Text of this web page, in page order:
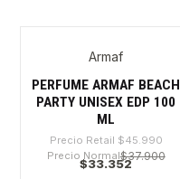
Armaf
PERFUME ARMAF BEACH
PARTY UNISEX EDP 100
ML
Precio Retail $45.990
Precio Normal$37.900
$33.352